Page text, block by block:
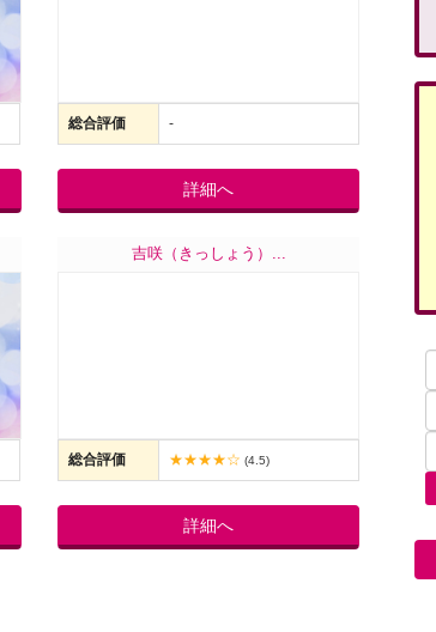
総合評価 -
詳細へ
吉咲（きっしょう）...
総合評価 ★★★★☆ (4.5)
詳細へ